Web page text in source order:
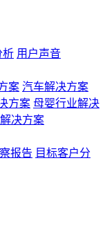
析 用户声音
案 汽车解决方案
方案 母婴行业解决
决方案
报告 目标客户分